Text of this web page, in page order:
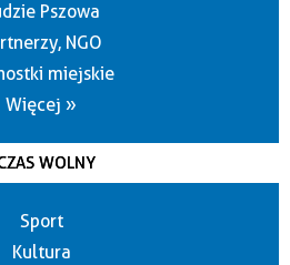
Pszowa
NGO
miejskie
Więcej »
WOLNY
Sport
Kultura